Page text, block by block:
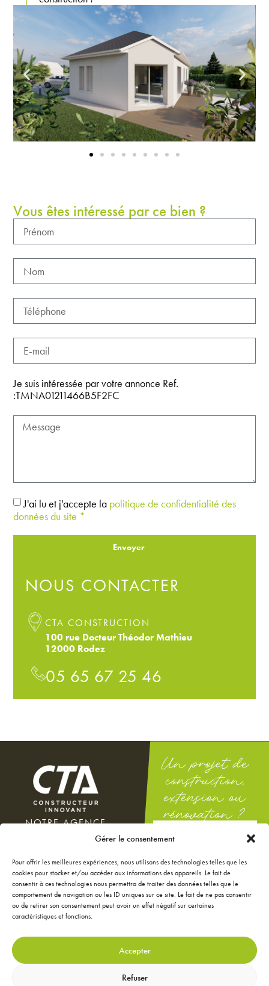
Gérer le consentement
Pour offrir les meilleures expériences, nous utilisons des technologies telles que les
cookies pour stocker et/ou accéder aux informations des appareils. Le fait de
consentir à ces technologies nous permettra de traiter des données telles que le
comportement de navigation ou les ID uniques sur ce site. Le fait de ne pas consentir
ou de retirer son consentement peut avoir un effet négatif sur certaines
caractéristiques et fonctions.
Accepter
Refuser
Vous êtes intéressé par ce bien ?
Je suis intéressée par votre annonce Ref.
:TMNA01211466B5F2FC
J'ai lu et j'accepte la politique de confidentialité des
données du site *
Envoyer
NOUS CONTACTER
CTA CONSTRUCTION
100 rue Docteur Théodor Mathieu
12000 Rodez
05 65 67 25 46
NOS ANNONCES
JE CONFIGURE MA
CONTACTEZ-NOUS
NOTRE AGENCE
100 rue Docteur Théodor
12000 Rodez
Du lundi au vendredi : 8h-12h
/ 14h-18h
Le samedi : 9h-12h
Un projet de
construction,
extension ou
rénovation ?
DEMANDEZ
GRATUITE